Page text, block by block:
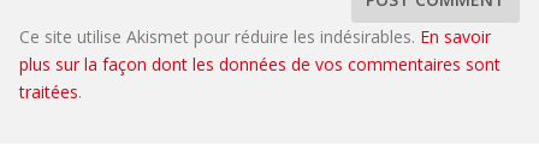
Ce site utilise Akismet pour réduire les indésirables. En savoir
plus sur la façon dont les données de vos commentaires sont
traitées.